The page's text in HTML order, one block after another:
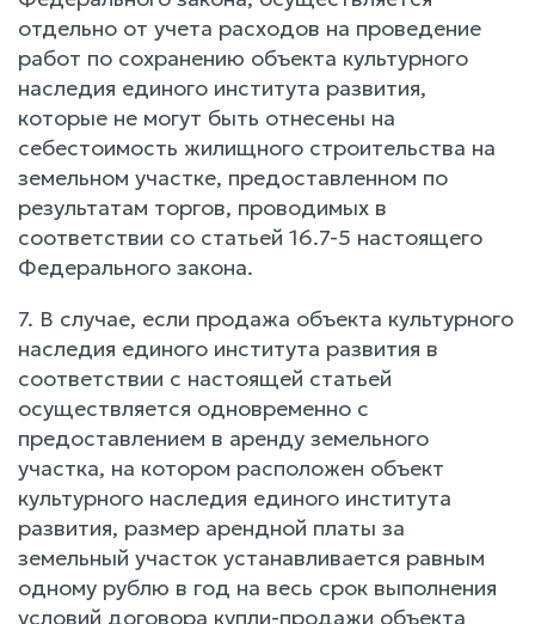
отдельно от учета расходов на проведение
работ по сохранению объекта культурного
наследия единого института развития,
которые не могут быть отнесены на
себестоимость жилищного строительства на
земельном участке, предоставленном по
результатам торгов, проводимых в
соответствии со статьей 16.7-5 настоящего
Федерального закона.
7. В случае, если продажа объекта культурного
наследия единого института развития в
соответствии с настоящей статьей
осуществляется одновременно с
предоставлением в аренду земельного
участка, на котором расположен объект
культурного наследия единого института
развития, размер арендной платы за
земельный участок устанавливается равным
одному рублю в год на весь срок выполнения
условий договора купли-продажи объекта